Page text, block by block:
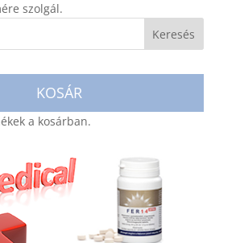
szolgál.
KOSÁR
a kosárban.